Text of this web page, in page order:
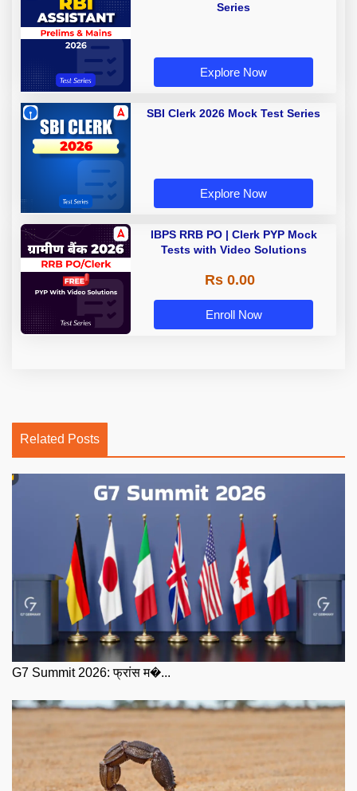
Series
Explore Now
SBI Clerk 2026 Mock Test Series
Explore Now
IBPS RRB PO | Clerk PYP Mock
Tests with Video Solutions
Rs 0.00
Enroll Now
Related Posts
G7 Summit 2026: फ्रांस म�...